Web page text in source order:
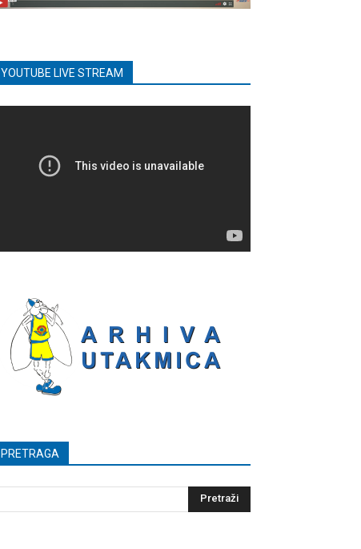
YOUTUBE LIVE STREAM
PRETRAGA